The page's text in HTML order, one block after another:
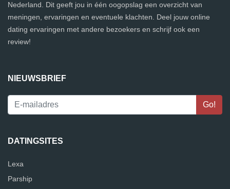
Nederland. Dit geeft jou in één oogopslag een overzicht van
meningen, ervaringen en eventuele klachten. Deel jouw online
dating ervaringen met andere bezoekers en schrijf ook een
review!
NIEUWSBRIEF
DATINGSITES
Lexa
Parship